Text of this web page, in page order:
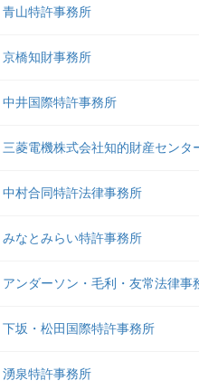
青山特許事務所
京橋知財事務所
中井国際特許事務所
三菱電機株式会社知的財産センタ
中村合同特許法律事務所
みなとみらい特許事務所
アンダーソン・毛利・友常法律事
下坂・松田国際特許事務所
湧泉特許事務所